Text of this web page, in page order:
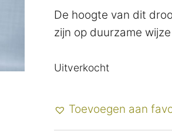
De hoogte van dit
zijn op duurzame
Uitverkocht
Toevoegen aan